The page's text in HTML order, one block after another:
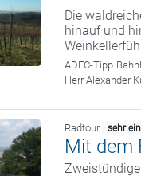
Die
hinauf und
ADFC-Tipp
Herr Alexander
Radtour sehr
Mit dem
Zweistündige